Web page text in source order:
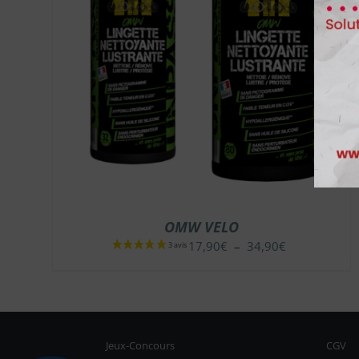
OMW VELO
17,90€ – 34,90€
à
Jeux-Concours CGV